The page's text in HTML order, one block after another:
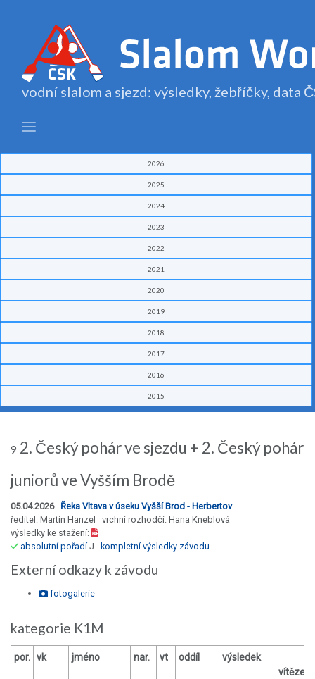
vodní slalom a sjezd: výsledky, žebříčky, data
2026
2025
2024
2023
2022
2021
2020
2019
2018
2017
2016
2015
9 2. Český pohár ve sjezdu + 2. Český pohár
juniorů ve Vyšším Brodě
05.04.2026 Řeka Vltava v úseku Vyšší Brod - Herbertov
ředitel: Martin Hanzel vrchní rozhodčí: Hana Kneblová
výsledky ke stažení:
absolutní pořadíJ kompletní výsledky závodu
Externí odkazy k závodu
fotogalerie
kategorie K1M
por. vk jméno nar. vt oddíl výsledek
za
vítězem